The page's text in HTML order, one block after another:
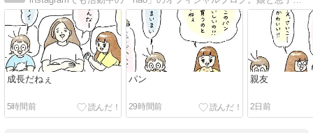
成長だねぇ
5時間前
パン
29時間前
親友
2日前